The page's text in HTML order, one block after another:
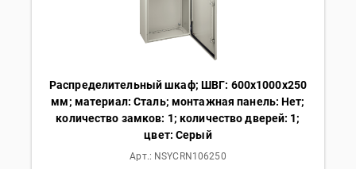
Распределительный шкаф; ШВГ: 600х1000х250
мм; материал: Сталь; монтажная панель: Нет;
количество замков: 1; количество дверей: 1;
цвет: Серый
Арт.: NSYCRN106250